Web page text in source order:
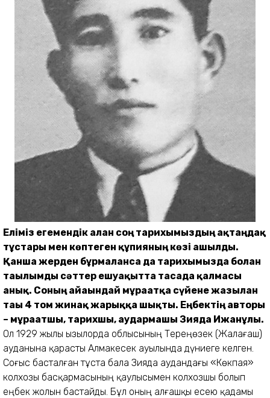
Еліміз егемендік алған соң тарихымыздың ақтаңдақ
тұстары мен көптеген құпияның көзі ашылды.
Қанша жерден бұрмаланса да тарихымызда болған
тағылымды сәттер ешуақытта тасада қалмасы
анық. Соның айғағындай мұрағатқа сүйене жазылған
тағы 4 том жинақ жарыққа шықты. Еңбектің авторы
– мұрағатшы, тарихшы, аудармашы Зияда Ижанұлы.
Ол 1929 жылы Қызылорда облысының Тереңөзек (Жалағаш)
ауданына қарасты Алмакесек ауылында дүниеге келген.
Соғыс басталған тұста бала Зияда аудандағы «Көкпая»
колхозы басқармасының қаулысымен колхозшы болып
еңбек жолын бастайды. Бұл оның алғашқы есею қадамы